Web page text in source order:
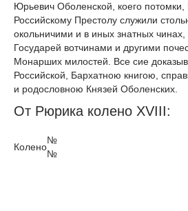
Юрьевич Оболенской, коего потомки,
Российскому Престолу служили
окольничими и в иных знатных
Государей вотчинами и другими
Монарших милостей. Все сие
Российской, Бархатною книгою,
и родословною Князей Оболенских.
От Рюрика колено XVIII:
Колено
№
№